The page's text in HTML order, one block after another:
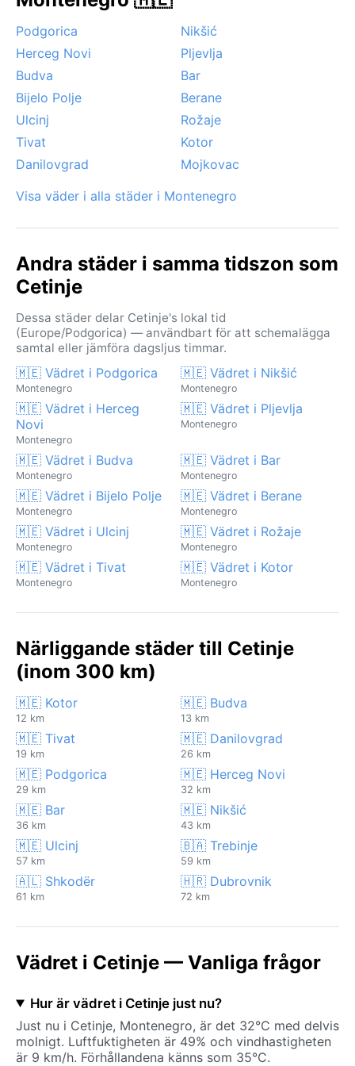
Bästa tiden för ett vädergynnsamt besök är från maj
till september, då nederbörden är som lägst och
temperaturerna perfekta för både stadsvandringar
och utflykter i bergen. Under vintern kan dimma och
dis lägga sig tät över dalen, och även om snö inte är
vanlig i själva Cetinje, kan det falla lätt snö några
dagar om året, särskilt i februari. Några tropiska
stormar eller monsuner förekommer inte, men lokala
bura, en kall fallvind, kan ibland kännas från bergen.
Sammantaget erbjuder Cetinje ett milt
många förväntar sig i inlandet.
Podgorica
Nikšić
Herceg Novi
Pljevlja
Budva
Bar
Bijelo Polje
Berane
Ulcinj
Rožaje
Tivat
Kotor
Danilovgrad
Mojkovac
Visa väder i alla städer i Montenegro
Andra städer i samma tidszon som
Cetinje
Dessa städer delar Cetinje's lokal tid
(Europe/Podgorica) — användbart för att schemalägga
samtal eller jämföra dagsljus timmar.
🇲🇪 Vädret i Podgorica
Montenegro
🇲🇪 Vädret i Nikšić
Montenegro
🇲🇪 Vädret i Herceg
Novi
Montenegro
🇲🇪 Vädret i Pljevlja
Montenegro
🇲🇪 Vädret i Budva
Montenegro
🇲🇪 Vädret i Bar
Montenegro
🇲🇪 Vädret i Bijelo Polje
Montenegro
🇲🇪 Vädret i Berane
Montenegro
🇲🇪 Vädret i Ulcinj
Montenegro
🇲🇪 Vädret i Rožaje
Montenegro
🇲🇪 Vädret i Tivat
Montenegro
🇲🇪 Vädret i Kotor
Montenegro
Närliggande städer till Cetinje
(inom 300 km)
🇲🇪 Kotor
12 km
🇲🇪 Budva
13 km
🇲🇪 Tivat
19 km
🇲🇪 Danilovgrad
26 km
🇲🇪 Podgorica
29 km
🇲🇪 Herceg Novi
32 km
🇲🇪 Bar
36 km
🇲🇪 Nikšić
43 km
🇲🇪 Ulcinj
57 km
🇧🇦 Trebinje
59 km
🇦🇱 Shkodër
61 km
🇭🇷 Dubrovnik
72 km
Vädret i Cetinje — Vanliga frågor
Hur är vädret i Cetinje just nu?
Just nu i Cetinje, Montenegro, är det 32°C med delvis
molnigt. Luftfuktigheten är 49% och vindhastigheten
är 9 km/h. Förhållandena känns som 35°C.